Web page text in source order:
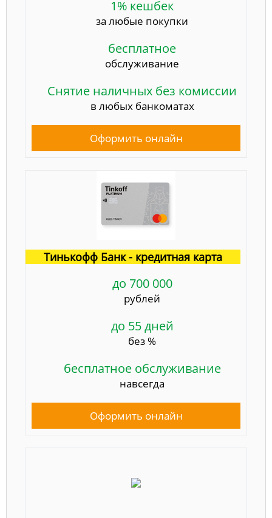
1% кешбек
за любые покупки
бесплатное
обслуживание
Снятие наличных без комиссии
в любых банкоматах
Оформить онлайн
Тинькофф Банк - кредитная карта
до 700 000
рублей
до 55 дней
без %
бесплатное обслуживание
навсегда
Оформить онлайн